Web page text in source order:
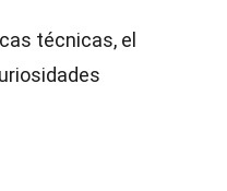
técnicas, el